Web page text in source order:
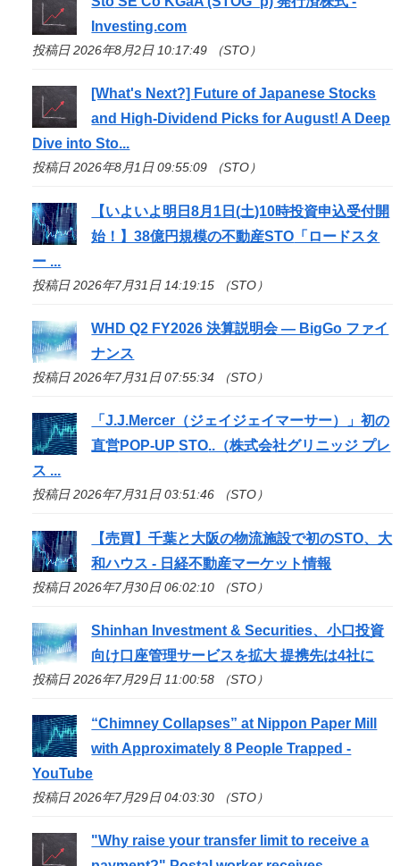
Investing.com
投稿日 2026年8月2日 10:17:49 （STO）
[What's Next?] Future of Japanese Stocks
and High-Dividend Picks for August! A Deep
Dive intoSto...
投稿日 2026年8月1日 09:55:09 （STO）
【いよいよ明日8月1日(土)10時投資申込受付開
始！】38億円規模の不動産STO 「ロードスタ
ー ...
投稿日 2026年7月31日 14:19:15 （STO）
WHD Q2 FY2026 決算説明会 — BigGo ファイ
ナンス
投稿日 2026年7月31日 07:55:34 （STO）
「J.J.Mercer（ジェイジェイマーサー）」初の
直営POP-UPSTO..（株式会社グリニッジ プレ
ス ...
投稿日 2026年7月31日 03:51:46 （STO）
【売買】千葉と大阪の物流施設で初のSTO、大
和ハウス - 日経不動産マーケット情報
投稿日 2026年7月30日 06:02:10 （STO）
Shinhan Investment & Securities、小口投資
向け口座管理サービスを拡大 提携先は4社に
投稿日 2026年7月29日 11:00:58 （STO）
“Chimney Collapses” at Nippon Paper Mill
with Approximately 8 People Trapped -
YouTube
投稿日 2026年7月29日 04:03:30 （STO）
"Why raise your transfer limit to receive a